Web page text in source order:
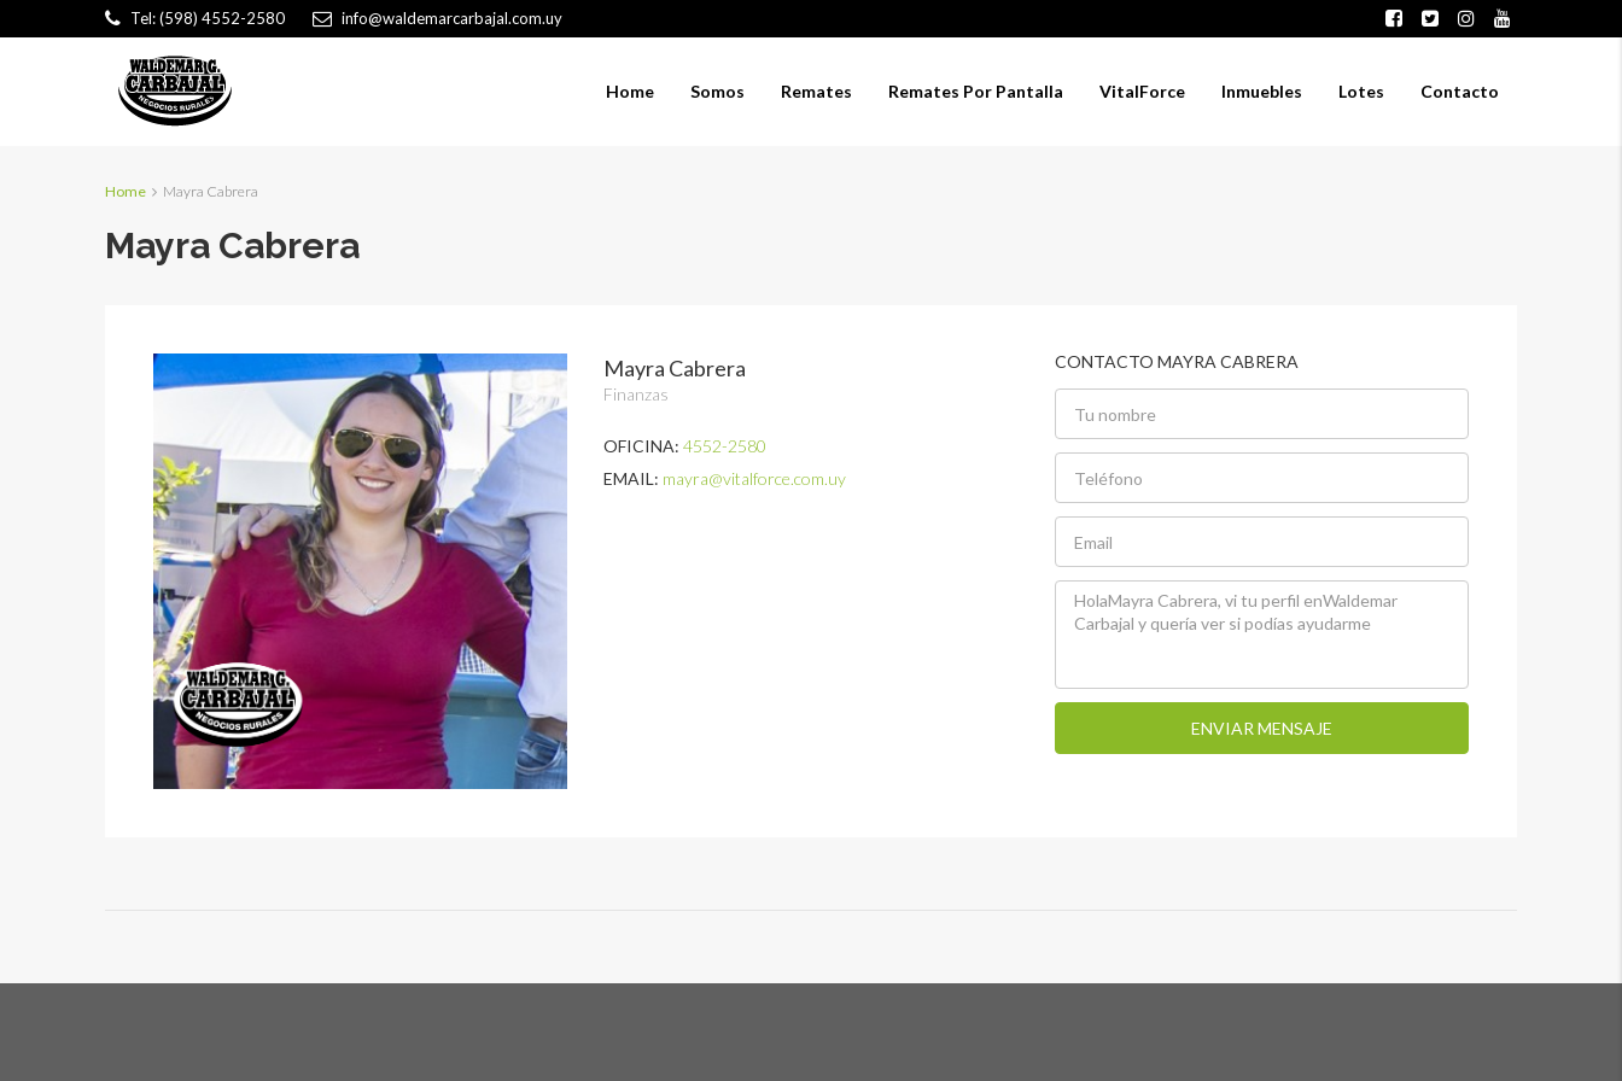
Tel: (598) 4552-2580 info@waldemarcarbajal.com.uy
Home Somos Remates Remates Por Pantalla VitalForce Inmuebles Lotes Contacto
Home Mayra Cabrera
Mayra Cabrera
Mayra Cabrera
Finanzas
OFICINA: 4552-2580
EMAIL: mayra@vitalforce.com.uy
CONTACTO MAYRA CABRERA
ENVIAR MENSAJE